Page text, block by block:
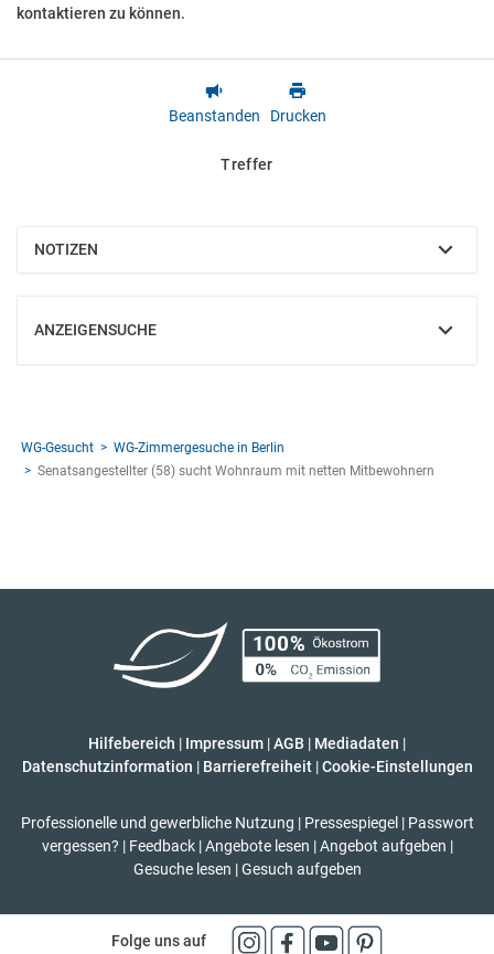
kontaktieren zu können.
Beanstanden Drucken
Treffer
NOTIZEN
EINBLENDEN
ANZEIGENSUCHE
EINBLENDEN
WG-Gesucht
WG-Zimmergesuche in Berlin
Senatsangestellter (58) sucht Wohnraum mit netten Mitbewohnern
Hilfebereich | Impressum |AGB | Mediadaten |
Datenschutzinformation | Barrierefreiheit | Cookie-Einstellungen
Professionelle und gewerbliche Nutzung | Pressespiegel | Passwort
vergessen? | Feedback | Angebote lesen | Angebot aufgeben |
Gesuche lesen | Gesuch aufgeben
Folge uns auf